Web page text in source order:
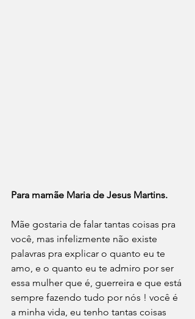
Para mamãe Maria de Jesus Martins.
Mãe gostaria de falar tantas coisas pra
você, mas infelizmente não existe
palavras pra explicar o quanto eu te
amo, e o quanto eu te admiro por ser
essa mulher que é, guerreira e que está
sempre fazendo tudo por nós ! você é
a minha vida, eu tenho tantas coisas